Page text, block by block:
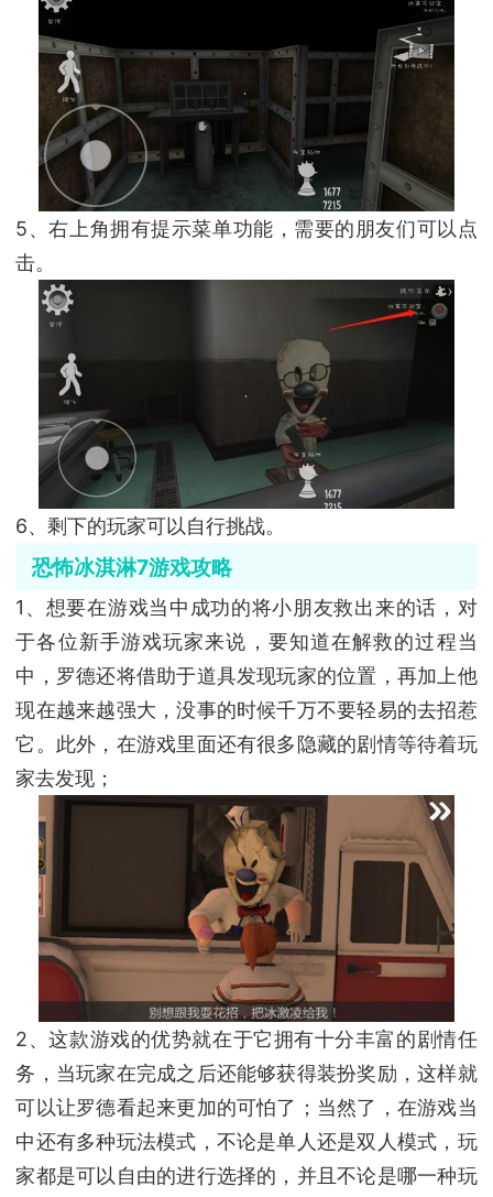
5、右上角拥有提示菜单功能，需要的朋友们可以点
击。
6、剩下的玩家可以自行挑战。
恐怖冰淇淋7游戏攻略
1、想要在游戏当中成功的将小朋友救出来的话，对
于各位新手游戏玩家来说，要知道在解救的过程当
中，罗德还将借助于道具发现玩家的位置，再加上他
现在越来越强大，没事的时候千万不要轻易的去招惹
它。此外，在游戏里面还有很多隐藏的剧情等待着玩
家去发现；
2、这款游戏的优势就在于它拥有十分丰富的剧情任
务，当玩家在完成之后还能够获得装扮奖励，这样就
可以让罗德看起来更加的可怕了；当然了，在游戏当
中还有多种玩法模式，不论是单人还是双人模式，玩
家都是可以自由的进行选择的，并且不论是哪一种玩